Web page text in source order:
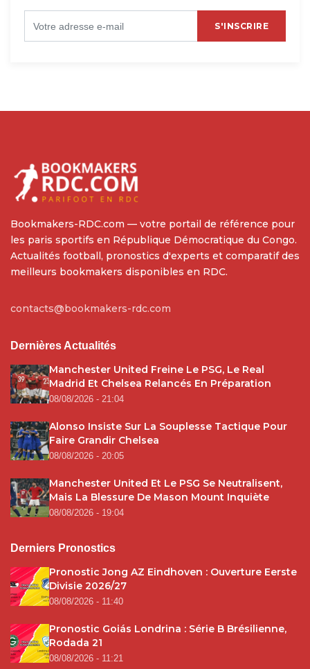
S'INSCRIRE
Bookmakers-RDC.com — votre portail de référence pour
les paris sportifs en République Démocratique du Congo.
Actualités football, pronostics d'experts et comparatif des
meilleurs bookmakers disponibles en RDC.
contacts@bookmakers-rdc.com
Dernières Actualités
Manchester United Freine Le PSG, Le Real
Madrid Et Chelsea Relancés En Préparation
08/08/2026 - 21:04
Alonso Insiste Sur La Souplesse Tactique Pour
Faire Grandir Chelsea
08/08/2026 - 20:05
Manchester United Et Le PSG Se Neutralisent,
Mais La Blessure De Mason Mount Inquiète
08/08/2026 - 19:04
Derniers Pronostics
Pronostic Jong AZ Eindhoven : Ouverture Eerste
Divisie 2026/27
08/08/2026 - 11:40
Pronostic Goiás Londrina : Série B Brésilienne,
Rodada 21
08/08/2026 - 11:21